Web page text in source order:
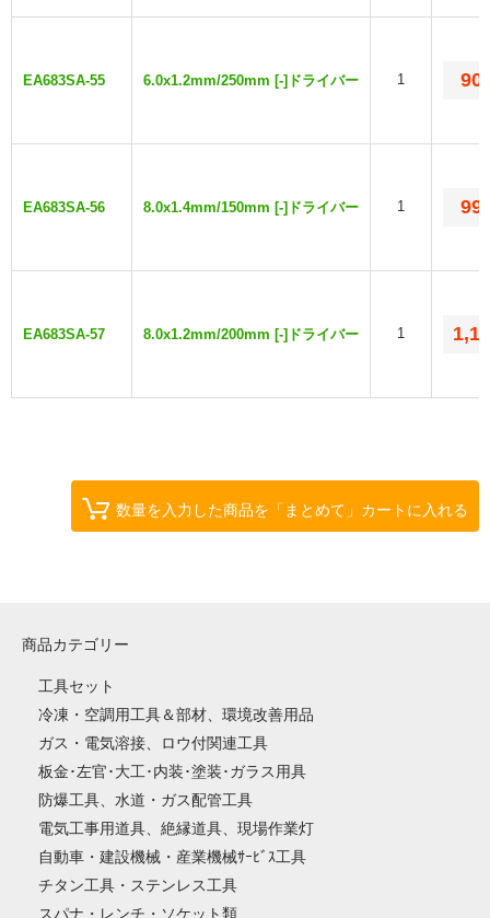
EA683SA-55 6.0x1.2mm/250mm [-]ドライバー 1
EA683SA-56 8.0x1.4mm/150mm [-]ドライバー 1
EA683SA-57 8.0x1.2mm/200mm [-]ドライバー 1
数量を入力した商品を「まとめて」カートに入れる
商品カテゴリー
工具セット
冷凍・空調用工具＆部材、環境改善用品
ガス・電気溶接、ロウ付関連工具
板金･左官･大工･内装･塗装･ガラス用具
防爆工具、水道・ガス配管工具
電気工事用道具、絶縁道具、現場作業灯
自動車・建設機械・産業機械ｻｰﾋﾞｽ工具
チタン工具・ステンレス工具
スパナ・レンチ・ソケット類